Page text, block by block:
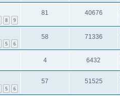
8 9
81 40676
5 6
58 71336
4 6432
5 6
57 51525